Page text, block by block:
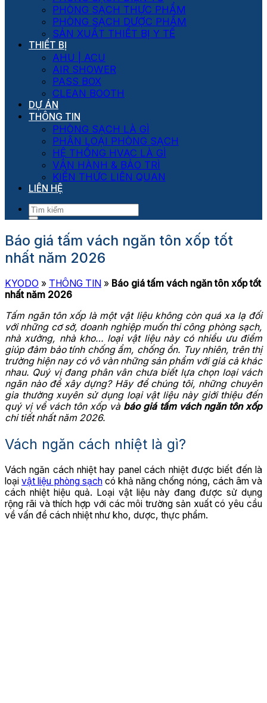
PHÒNG SẠCH THỰC PHẨM
PHÒNG SẠCH DƯỢC PHẨM
SẢN XUẤT THIẾT BỊ Y TẾ
THIẾT BỊ
AHU | ACU
AIR SHOWER
PASS BOX
CLEAN BOOTH
DỰ ÁN
THÔNG TIN
PHÒNG SẠCH LÀ GÌ
PHÂN LOẠI PHÒNG SẠCH
HỆ THỐNG HVAC LÀ GÌ
VẬN HÀNH & BẢO TRÌ
KIẾN THỨC LIÊN QUAN
LIÊN HỆ
Báo giá tấm vách ngăn tôn xốp tốt
nhất năm 2026
KYODO » THÔNG TIN » Báo giá tấm vách ngăn tôn xốp tốt
nhất năm 2026
Tấm ngăn tôn xốp là một vật liệu không còn quá xa lạ đối
với những cơ sở, doanh nghiệp muốn thi công phòng sạch,
nhà xưởng, nhà kho… loại vật liệu này có nhiều ưu điểm
giúp đảm bảo tính chống ẩm, chống ồn. Tuy nhiên, trên thị
trường hiện nay có vô vàn những sản phẩm với giá cả khác
nhau. Quý vị đang phân vân chưa biết lựa chọn loại vách
ngăn nào để xây dựng? Hãy để chúng tôi, những chuyên
gia thường xuyên sử dụng loại vật liệu nàygiới thiệu đến
quý vị về vách tôn xốp và báo giá tấm vách ngăn tôn xốp
chi tiết nhất năm 2026.
Vách ngăn cách nhiệt là gì?
Vách ngăn cách nhiệt hay panel cách nhiệt được biết đến là
loại vật liệu phòng sạchcó khả năng chống nóng, cách âm và
cách nhiệt hiệu quả. Loại vật liệu này đang được sử dụng
rộng rãi và thích hợp với các môi trường sản xuất có yêu cầu
về vấn đề cách nhiệt như kho, dược, thực phẩm.